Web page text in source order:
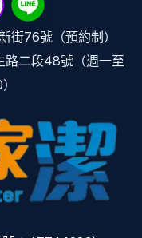
街76號（預約制）
路二段48號（週一至